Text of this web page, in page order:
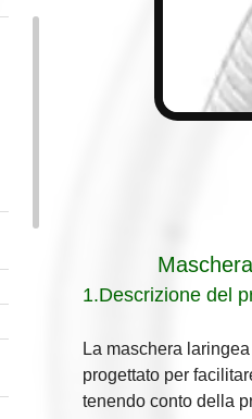
1.Descrizione del
La maschera
progettato per
tenendo conto della